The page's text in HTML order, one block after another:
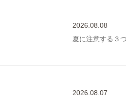
2026.08.08
夏に注意する３
2026.08.07